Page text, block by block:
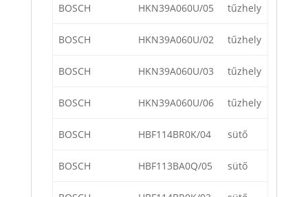
BOSCH HKN39A060U/05 tűzhely
BOSCH HKN39A060U/02 tűzhely
BOSCH HKN39A060U/03 tűzhely
BOSCH HKN39A060U/06 tűzhely
BOSCH HBF114BR0K/04 sütő
BOSCH HBF113BA0Q/05 sütő